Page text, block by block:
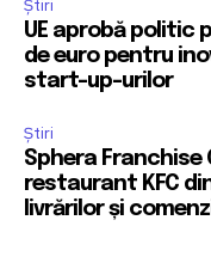
Știri
UE aprobă politic
de euro pentru
start-up-urilor
Știri
Sphera Franchise
restaurant KFC
livrărilor și